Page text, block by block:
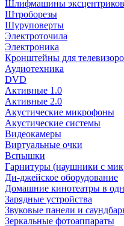
Шлифмашины
Штроборезы
Шуруповерты
Электроточила
Электроника
Кронштейны для
Аудиотехника
DVD
Активные 1.0
Активные 2.0
Акустические микрофоны
Акустические системы
Видеокамеры
Виртуальные очки
Вспышки
Гарнитуры (наушники с
Ди-джейское оборудование
Домашние кинотеатры в
Зарядные устройства
Звуковые панели и
Зеркальные фотоаппараты